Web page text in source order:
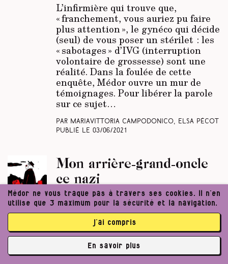
L’infirmière qui trouve que,
« franchement, vous auriez pu faire
plus attention », le gynéco qui décide
(seul) de vous poser un stérilet : les
« sabotages » d’IVG (interruption
volontaire de grossesse) sont une
réalité. Dans la foulée de cette
enquête, Médor ouvre un mur de
témoignages. Pour libérer la parole
sur ce sujet…
Par Mariavittoria Campodonico, Elsa Pécot
Publié le 03/06/2021
Récit N°23
Mon arrière-grand-oncle
ce nazi
Une enquête sur les traces de mon
aïeul, Julien Carlier, membre
influent du parti rexiste. Pas un
petit collabo, non, le chef de la
Médor ne vous traque pas à travers ses cookies. Il n’en
utilise que 3 maximum pour la sécurité et la navigation.
j’ai compris
En savoir plus